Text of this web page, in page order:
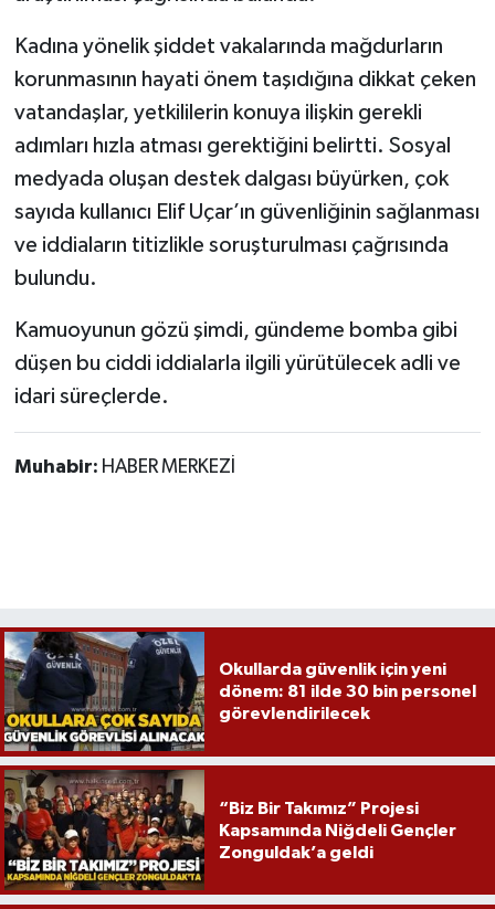
Kadına yönelik şiddet vakalarında mağdurların
korunmasının hayati önem taşıdığına dikkat çeken
vatandaşlar, yetkililerin konuya ilişkin gerekli
adımları hızla atması gerektiğini belirtti. Sosyal
medyada oluşan destek dalgası büyürken, çok
sayıda kullanıcı Elif Uçar’ın güvenliğinin sağlanması
ve iddiaların titizlikle soruşturulması çağrısında
bulundu.
Kamuoyunun gözü şimdi, gündeme bomba gibi
düşen bu ciddi iddialarla ilgili yürütülecek adli ve
idari süreçlerde.
Muhabir: HABER MERKEZİ
Okullarda güvenlik için yeni
dönem: 81 ilde 30 bin personel
görevlendirilecek
“Biz Bir Takımız” Projesi
Kapsamında Niğdeli Gençler
Zonguldak’a geldi